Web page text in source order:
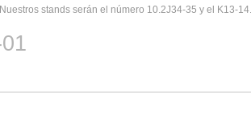
stands serán el número 10.2J34-35 y el K13-